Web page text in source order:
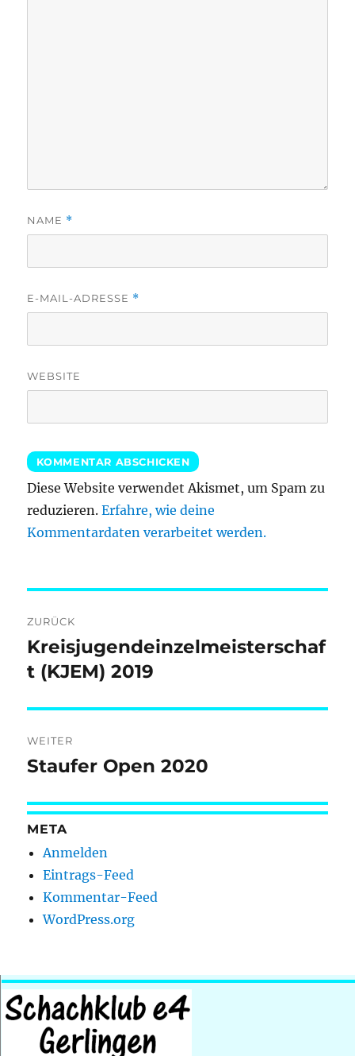
NAME *
E-MAIL-ADRESSE *
WEBSITE
Diese Website verwendet Akismet, um Spam zu
reduzieren.Erfahre, wie deine
Kommentardaten verarbeitet werden.
ZURÜCK
Vorheriger
Beitrag:
Kreisjugendeinzelmeisterschaf
t (KJEM) 2019
WEITER
Nächster
Staufer Open 2020
META
Anmelden
Eintrags-Feed
Kommentar-Feed
WordPress.org